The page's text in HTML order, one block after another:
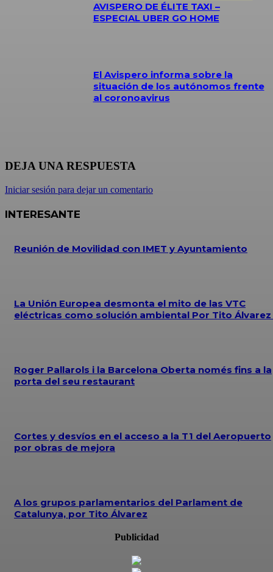
AVISPERO DE ÉLITE TAXI –
ESPECIAL UBER GO HOME
El Avispero informa sobre la
situación de los autónomos frente
al coronoavirus
DEJA UNA RESPUESTA
Iniciar sesión para dejar un comentario
INTERESANTE
Reunión de Movilidad con IMET y Ayuntamiento
La Unión Europea desmonta el mito de las VTC
eléctricas como solución ambiental Por Tito Álvarez
Roger Pallarols i la Barcelona Oberta només fins a la
porta del seu restaurant
Cortes y desvíos en el acceso a la T1 del Aeropuerto
por obras de mejora
A los grupos parlamentarios del Parlament de
Catalunya, por Tito Álvarez
Publicidad